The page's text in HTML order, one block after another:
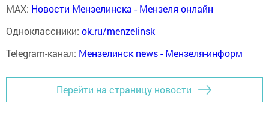
MAX: Новости Мензелинска - Мензеля онлайн
Одноклассники: ok.ru/menzelinsk
Telegram-канал: Мензелинск news - Мензеля-информ
Перейти на страницу новости